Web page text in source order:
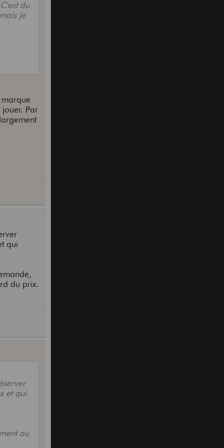
du
je
Par
qui
du prix.
et qui
au